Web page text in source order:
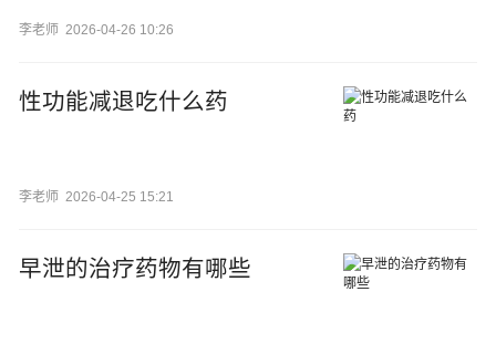
李老师 2026-04-26 10:26
性功能减退吃什么药
李老师 2026-04-25 15:21
早泄的治疗药物有哪些